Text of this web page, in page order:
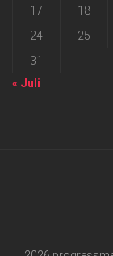
17
18
24
25
31
« Juli